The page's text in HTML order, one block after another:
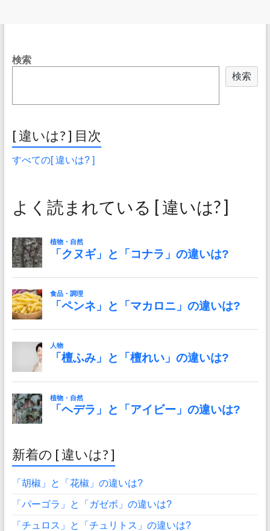
検索
検索
[ 違いは? ] 目次
すべての[ 違いは? ]
よく読まれている [ 違いは? ]
新着の [ 違いは? ]
「胡椒」と「花椒」の違いは?
「パーゴラ」と「ガゼボ」の違いは?
「チュロス」と「チュリトス」の違いは?